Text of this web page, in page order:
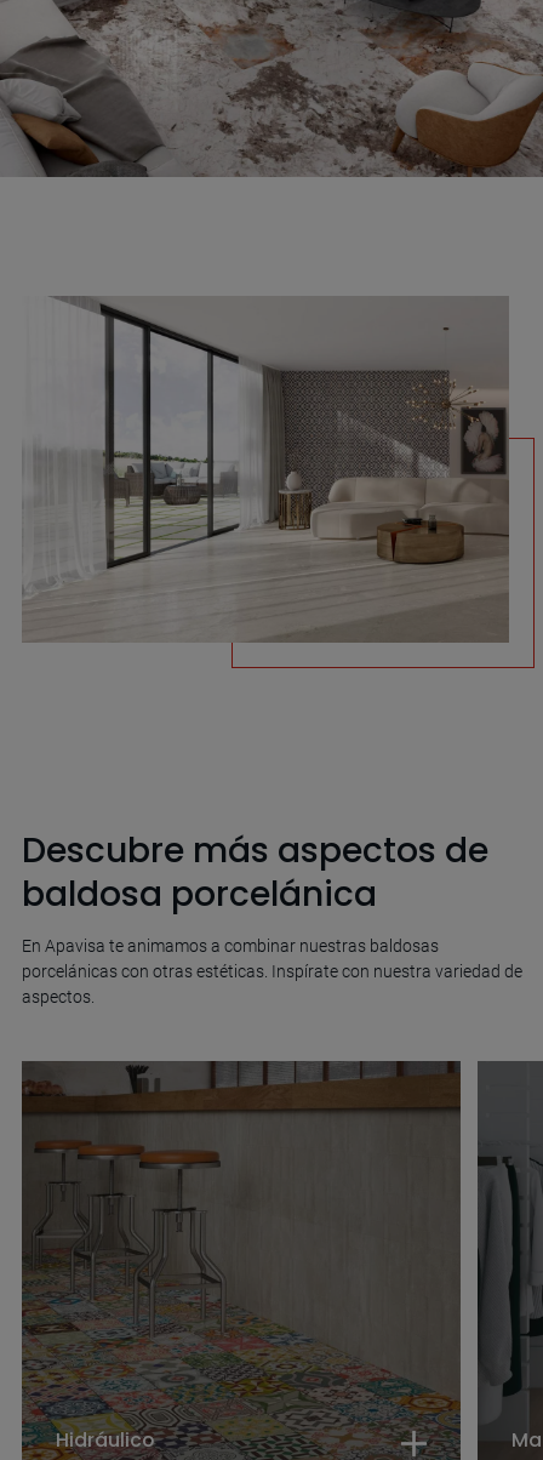
Descubre más aspectos de
baldosa porcelánica
En Apavisa te animamos a combinar nuestras baldosas
porcelánicas con otras estéticas. Inspírate con nuestra variedad de
aspectos.
Hidráulico